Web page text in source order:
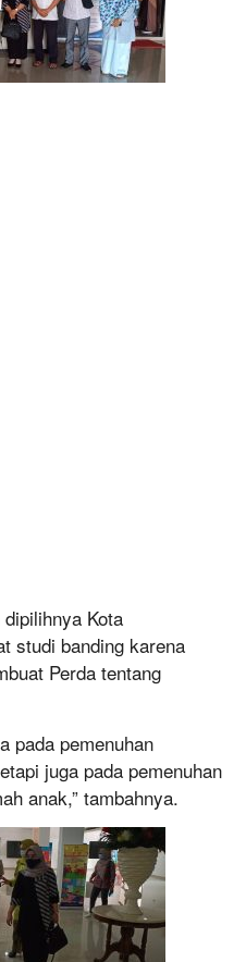
Kota
studi banding karena
Perda tentang
pada pemenuhan
juga pada pemenuhan
anak,” tambahnya.